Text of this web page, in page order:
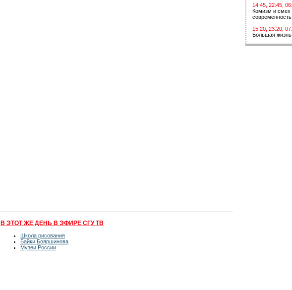
В ЭТОТ ЖЕ ДЕНЬ В ЭФИРЕ СГУ ТВ
Школа рисования
Байки Бояршинова
Музеи России
14:45, 22:45,
Комизм и смех
современность
15:20, 23:20,
Большая жизнь